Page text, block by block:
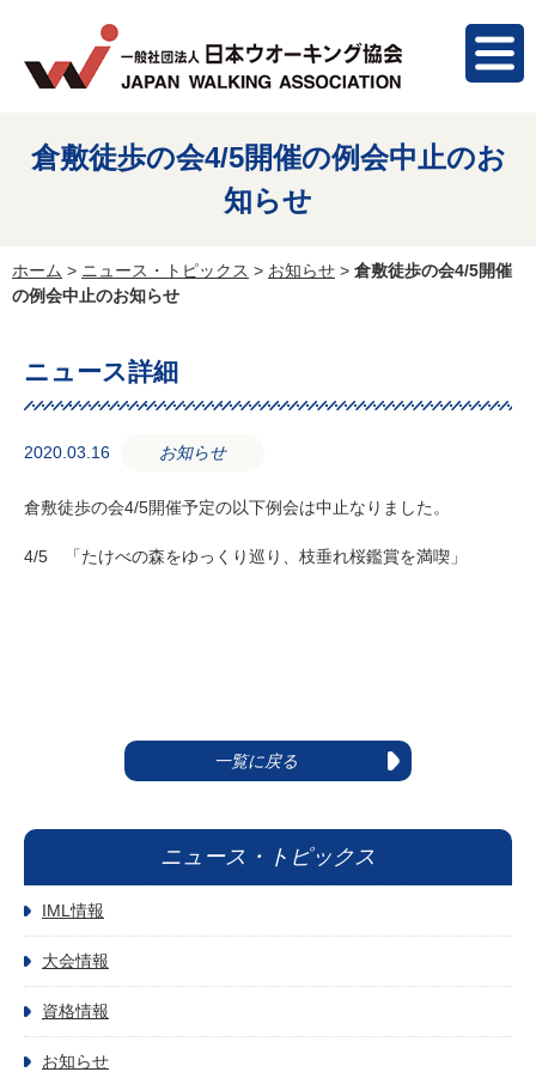
倉敷徒歩の会4/5開催の例会中止のお
知らせ
ホーム > ニュース・トピックス > お知らせ > 倉敷徒歩の会4/5開催
の例会中止のお知らせ
ニュース詳細
2020.03.16 お知らせ
倉敷徒歩の会4/5開催予定の以下例会は中止なりました。
4/5 「たけべの森をゆっくり巡り、枝垂れ桜鑑賞を満喫」
一覧に戻る
ニュース・トピックス
IML情報
大会情報
資格情報
お知らせ